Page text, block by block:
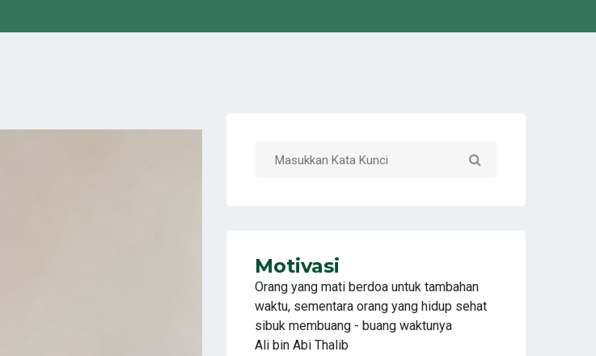
Motivasi
Orang yang mati berdoa untuk tambahan
waktu, sementara orang yang hidup sehat
sibuk membuang - buang waktunya
Ali bin Abi Thalib